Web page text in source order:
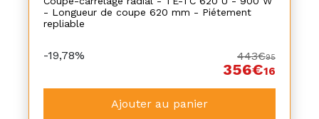
- Longueur de coupe 620 mm - Piétement
repliable
-19,78% 443€95
356€16
Ajouter au panier